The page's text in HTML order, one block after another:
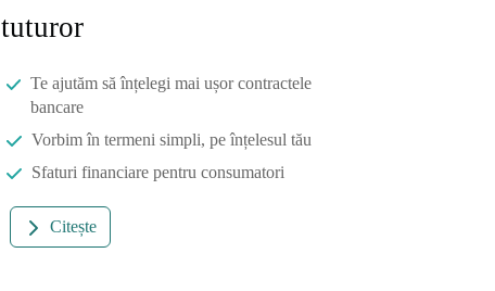
tuturor
Te ajutăm să înțelegi mai ușor contractele
bancare
Vorbim în termeni simpli, pe înțelesul tău
Sfaturi financiare pentru consumatori
Citește